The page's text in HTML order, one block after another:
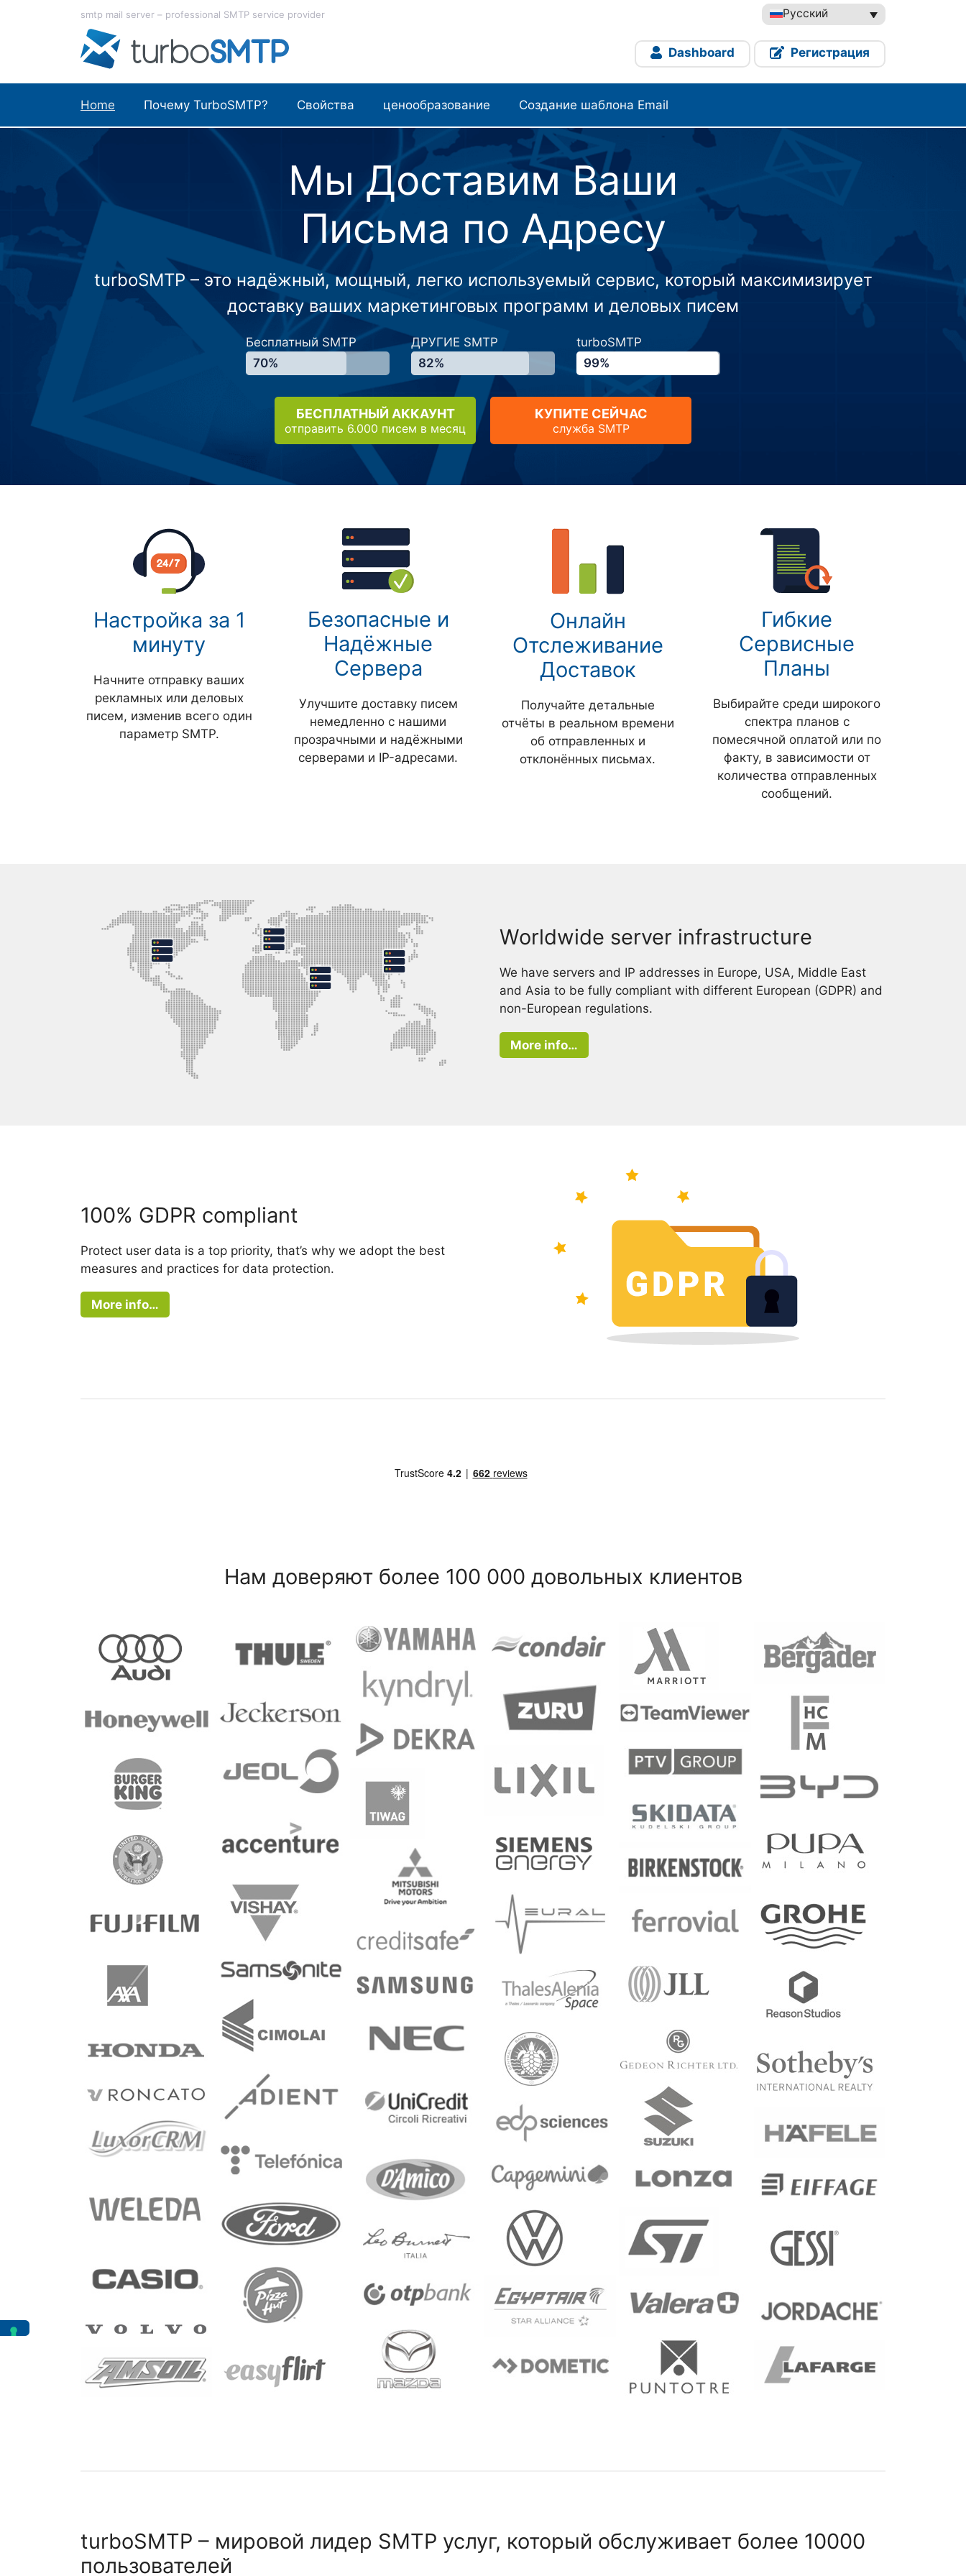
содержимому
Русский
smtp mail server – professional SMTP service provider
Dashboard Регистрация
Home Почему TurboSMTP? Свойства ценообразование Создание шаблона Email
Мы Доставим Ваши
Письма по Адресу
turboSMTP – это надёжный, мощный, легко используемый сервис, который максимизирует
доставку ваших маркетинговых программ и деловых писем
Бесплатный SMTP
70%
ДРУГИЕ SMTP
82%
turboSMTP
99%
БЕСПЛАТНЫЙ АККАУНТ
отправить 6.000 писем в месяц
КУПИТЕ СЕЙЧАС
служба SMTP
Настройка за 1
минуту
Начните отправку ваших
рекламных или деловых
писем, изменив всего один
параметр SMTP.
Безопасные и
Надёжные
Сервера
Улучшите доставку писем
немедленно с нашими
прозрачными и надёжными
серверами и IP-адресами.
Онлайн
Отслеживание
Доставок
Получайте детальные
отчёты в реальном времени
об отправленных и
отклонённых письмах.
Гибкие
Сервисные
Планы
Выбирайте среди широкого
спектра планов с
помесячной оплатой или по
факту, в зависимости от
количества отправленных
сообщений.
Worldwide server infrastructure
We have servers and IP addresses in Europe, USA, Middle East
and Asia to be fully compliant with different European (GDPR) and
non-European regulations.
More info…
100% GDPR compliant
Protect user data is a top priority, that’s why we adopt the best
measures and practices for data protection.
More info…
Нам доверяют более 100 000 довольных клиентов
turboSMTP – мировой лидер SMTP услуг, который обслуживает более 10000
пользователей